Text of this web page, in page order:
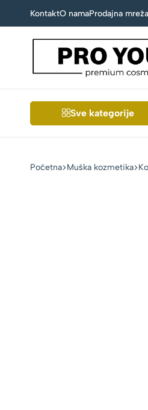
KontaktO namaProdajna mreža
ženska
Sve kategorije
Početna Muška kozmetika